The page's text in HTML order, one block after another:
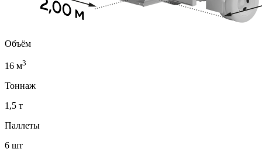
Объём
16 м3
Тоннаж
1,5 т
Паллеты
6 шт